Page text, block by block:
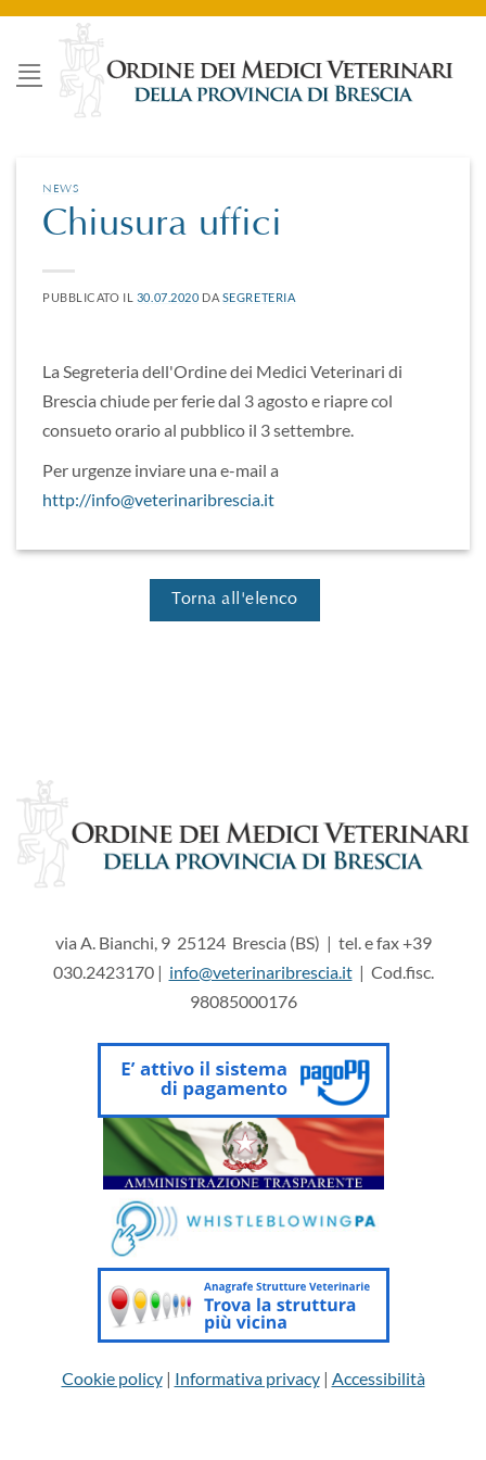
Salta
contenuti
NEWS
Chiusura uffici
PUBBLICATO IL 30.07.2020 DA SEGRETERIA
La Segreteria dell'Ordine dei Medici Veterinari di
Brescia chiude per ferie dal 3 agosto e riapre col
consueto orario al pubblico il 3 settembre.
Per urgenze inviare una e-mail a
http://info@veterinaribrescia.it
Torna all'elenco
via A. Bianchi, 9 25124 Brescia (BS) | tel. e fax +39
030.2423170 | info@veterinaribrescia.it| Cod.fisc.
98085000176
Cookie policy| Informativa privacy| Accessibilità